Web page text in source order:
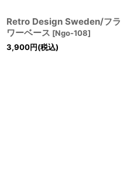
Retro Design Sweden/フラ
ワーベース [Ngo-108]
3,900円(税込)